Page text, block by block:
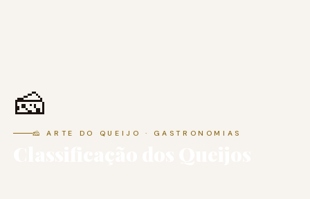
🧀
🧀 ARTE DO QUEIJO · GASTRONOMIAS